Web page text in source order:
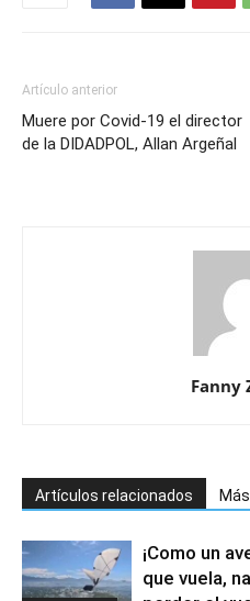
Artículo anterior
Muere por Covid-19 el director
de la DIDADPOL, Allan Argeñal
Fanny
Artículos relacionados
¡Como un
que vuela,